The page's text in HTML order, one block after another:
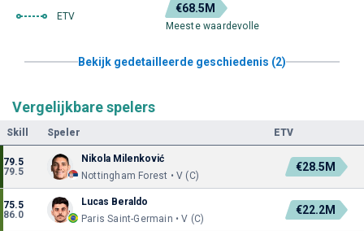
ETV
€68.5M
Meeste waardevolle
Bekijk gedetailleerde geschiedenis (2)
Vergelijkbare spelers
Skill Speler ETV
79.5
79.5
Nikola Milenković
Nottingham Forest • V (C)
€28.5M
75.5
86.0
Lucas Beraldo
Paris Saint-Germain • V (C)
€22.2M